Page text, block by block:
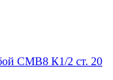
СМВ8 К1/2 ст. 20